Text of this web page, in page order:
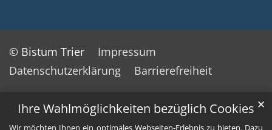
Ihre Wahlmöglichkeiten bezüglich Cookies
Wir möchten Ihnen ein optimales Webseiten-Erlebnis zu bieten. Dazu
✕
© Bistum Trier
Impressum
Datenschutzerklärung
Barrierefreiheit